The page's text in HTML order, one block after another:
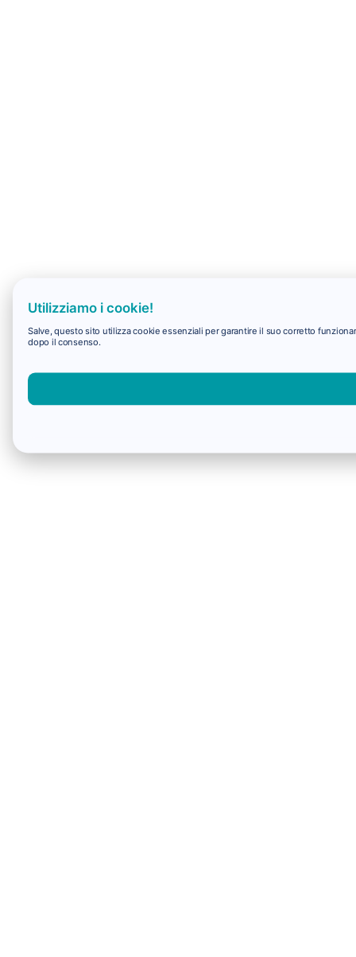
Utilizziamo i cookie!
Salve, questo sito utilizza cookie essenziali per garantire il suo corretto
dopo il consenso.